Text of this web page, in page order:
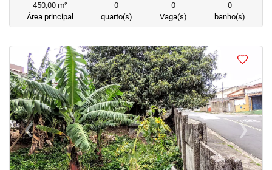
450,00 m²
Área principal
0
quarto(s)
0
Vaga(s)
0
banho(s)
<<
‹Previous ›Next